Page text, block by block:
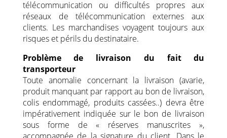
télécommunication ou difficultés propres aux
réseaux de télécommunication externes aux
clients. Les marchandises voyagent toujours aux
risques et périls du destinataire.
Problème de livraison du fait du
transporteur
Toute anomalie concernant la livraison (avarie,
produit manquant par rapport au bon de livraison,
colis endommagé, produits cassées..) devra être
impérativement indiquée sur le bon de livraison
sous forme de « réserves manuscrites »,